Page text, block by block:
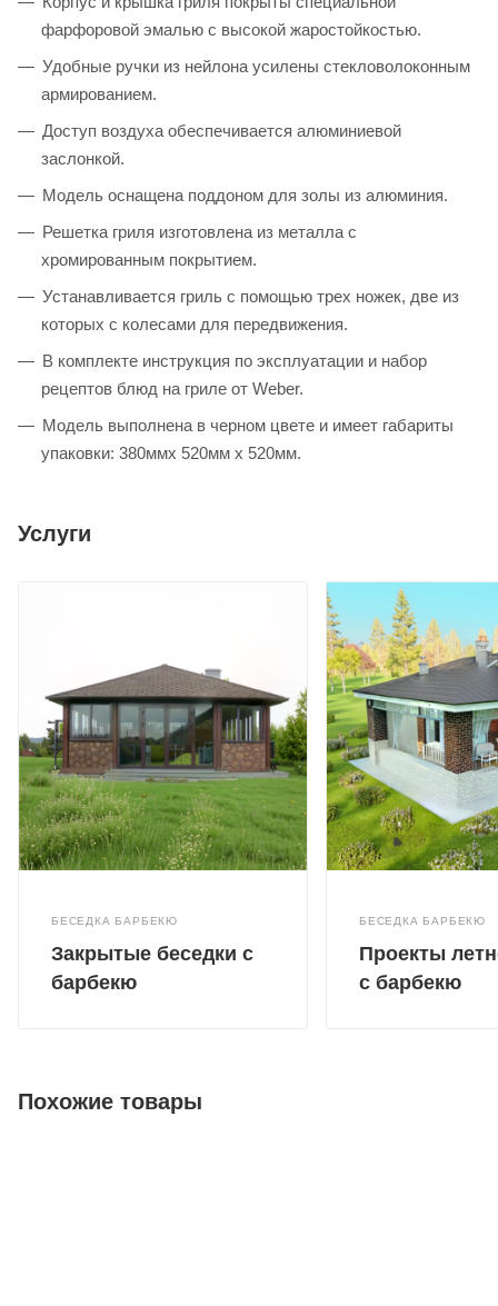
фарфоровой эмалью с высокой жаростойкостью.
Удобные ручки из нейлона усилены стекловолоконным
армированием.
Доступ воздуха обеспечивается алюминиевой
заслонкой.
Модель оснащена поддоном для золы из алюминия.
Решетка гриля изготовлена из металла с
хромированным покрытием.
Устанавливается гриль с помощью трех ножек, две из
которых с колесами для передвижения.
В комплекте инструкция по эксплуатации и набор
рецептов блюд на гриле от Weber.
Модель выполнена в черном цвете и имеет габариты
упаковки: 380ммх 520мм х 520мм.
Услуги
БЕСЕДКА БАРБЕКЮ
Закрытые беседки с
барбекю
БЕСЕДКА БАРБЕКЮ
Проекты
с барбекю
Похожие товары